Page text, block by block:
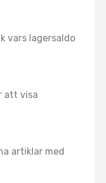
vars lagersaldo
att visa
artiklar med